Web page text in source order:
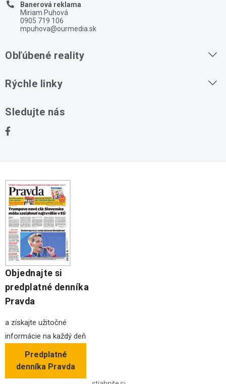
Banerová reklama
Miriam Puhová
0905 719 106
mpuhova@ourmedia.sk
Obľúbené reality
Domy na predaj
Stavebné pozemky
Rýchle linky
Sledujte nás
Objednajte si
predplatné denníka
Pravda
a získajte užitočné
informácie na každý deň
Predplatné
denníka Pravda